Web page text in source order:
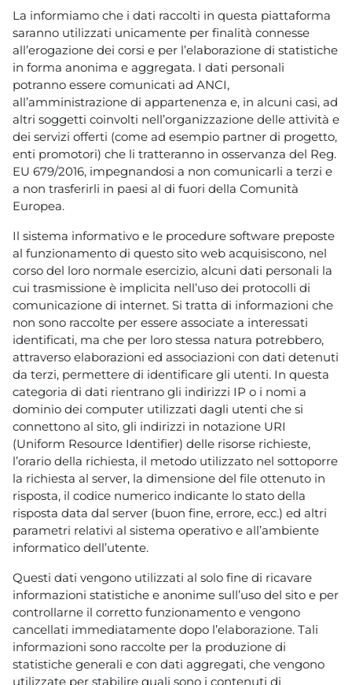
La informiamo che i dati raccolti in questa piattaforma
saranno utilizzati unicamente per finalità connesse
all’erogazione dei corsi e per l’elaborazione di statistiche
in forma anonima e aggregata. I dati personali
potranno essere comunicati ad ANCI,
all’amministrazione di appartenenza e, in alcuni casi, ad
altri soggetti coinvolti nell’organizzazione delle attività e
dei servizi offerti (come ad esempio partner di progetto,
enti promotori) che li tratteranno in osservanza del Reg.
EU 679/2016, impegnandosi a non comunicarli a terzi e
a non trasferirli in paesi al di fuori della Comunità
Europea.
Il sistema informativo e le procedure software preposte
al funzionamento di questo sito web acquisiscono, nel
corso del loro normale esercizio, alcuni dati personali la
cui trasmissione è implicita nell’uso dei protocolli di
comunicazione di internet. Si tratta di informazioni che
non sono raccolte per essere associate a interessati
identificati, ma che per loro stessa natura potrebbero,
attraverso elaborazioni ed associazioni con dati detenuti
da terzi, permettere di identificare gli utenti. In questa
categoria di dati rientrano gli indirizzi IP o i nomi a
dominio dei computer utilizzati dagli utenti che si
connettono al sito, gli indirizzi in notazione URI
(Uniform Resource Identifier) delle risorse richieste,
l’orario della richiesta, il metodo utilizzato nel sottoporre
la richiesta al server, la dimensione del file ottenuto in
risposta, il codice numerico indicante lo stato della
risposta data dal server (buon fine, errore, ecc.) ed altri
parametri relativi al sistema operativo e all’ambiente
informatico dell’utente.
Questi dati vengono utilizzati al solo fine di ricavare
informazioni statistiche e anonime sull’uso del sito e per
controllarne il corretto funzionamento e vengono
cancellati immediatamente dopo l’elaborazione. Tali
informazioni sono raccolte per la produzione di
statistiche generali e con dati aggregati, che vengono
utilizzate per stabilire quali sono i contenuti di